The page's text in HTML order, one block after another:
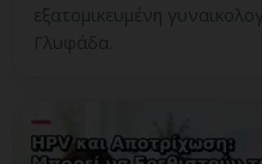
εξατομικευμένη
Γλυφάδα.